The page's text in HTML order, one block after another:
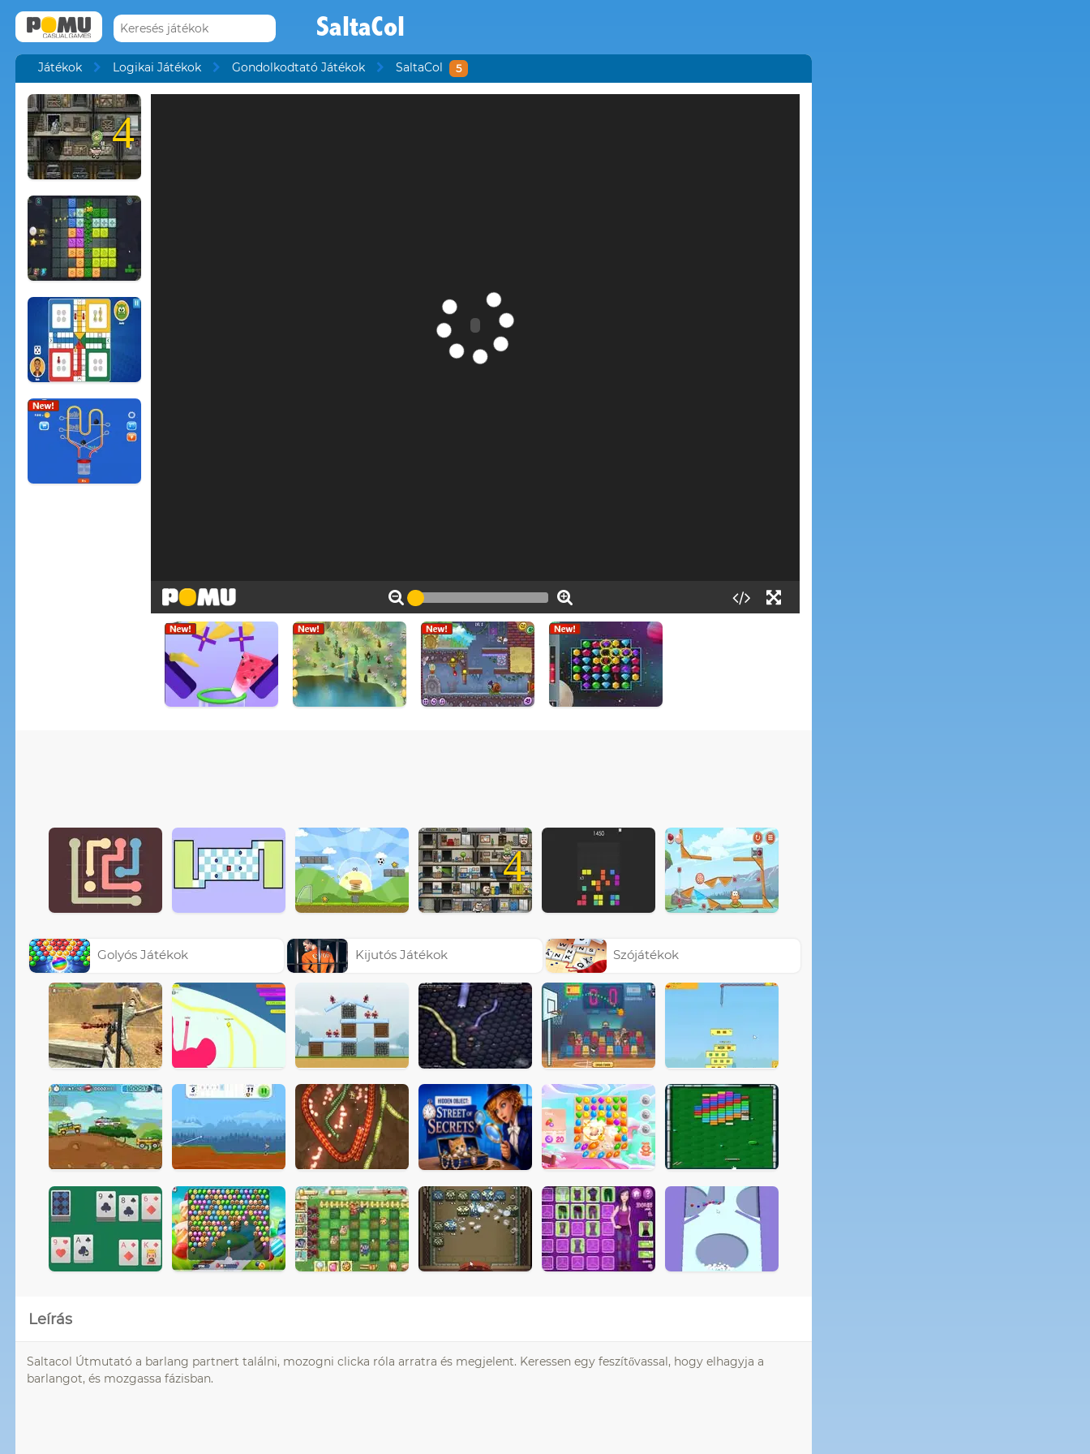
SaltaCol
Játékok Logikai Játékok Gondolkodtató Játékok SaltaCol 5
4
4
Golyós Játékok Kijutós Játékok Szójátékok
Leírás
Saltacol Útmutató a barlang partnert találni, mozogni clicka róla arratra és megjelent. Keressen egy feszítővassal, hogy elhagyja a
barlangot, és mozgassa fázisban.